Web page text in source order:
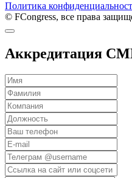
Политика
© FCongress, все права
Аккредитация